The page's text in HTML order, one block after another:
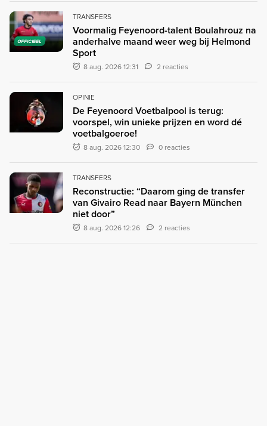
OFFICIEEL
TRANSFERS
Voormalig Feyenoord-talent Boulahrouz na
anderhalve maand weer weg bij Helmond
Sport
8 aug. 2026 12:31 2 reacties
OPINIE
De Feyenoord Voetbalpool is terug:
voorspel, win unieke prijzen en word dé
voetbalgoeroe!
8 aug. 2026 12:30 0 reacties
TRANSFERS
Reconstructie: “Daarom ging de transfer
van Givairo Read naar Bayern München
niet door”
8 aug. 2026 12:26 2 reacties